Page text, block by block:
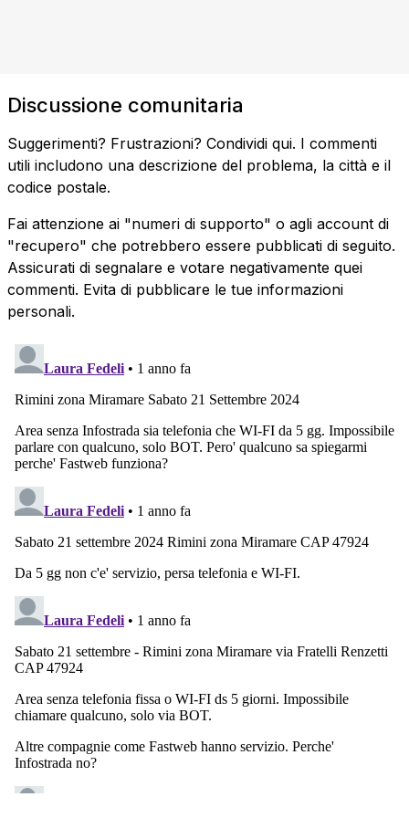
Discussione comunitaria
Suggerimenti? Frustrazioni? Condividi qui. I commenti
utili includono una descrizione del problema, la città e il
codice postale.
Fai attenzione ai "numeri di supporto" o agli account di
"recupero" che potrebbero essere pubblicati di seguito.
Assicurati di segnalare e votare negativamente quei
commenti. Evita di pubblicare le tue informazioni
personali.